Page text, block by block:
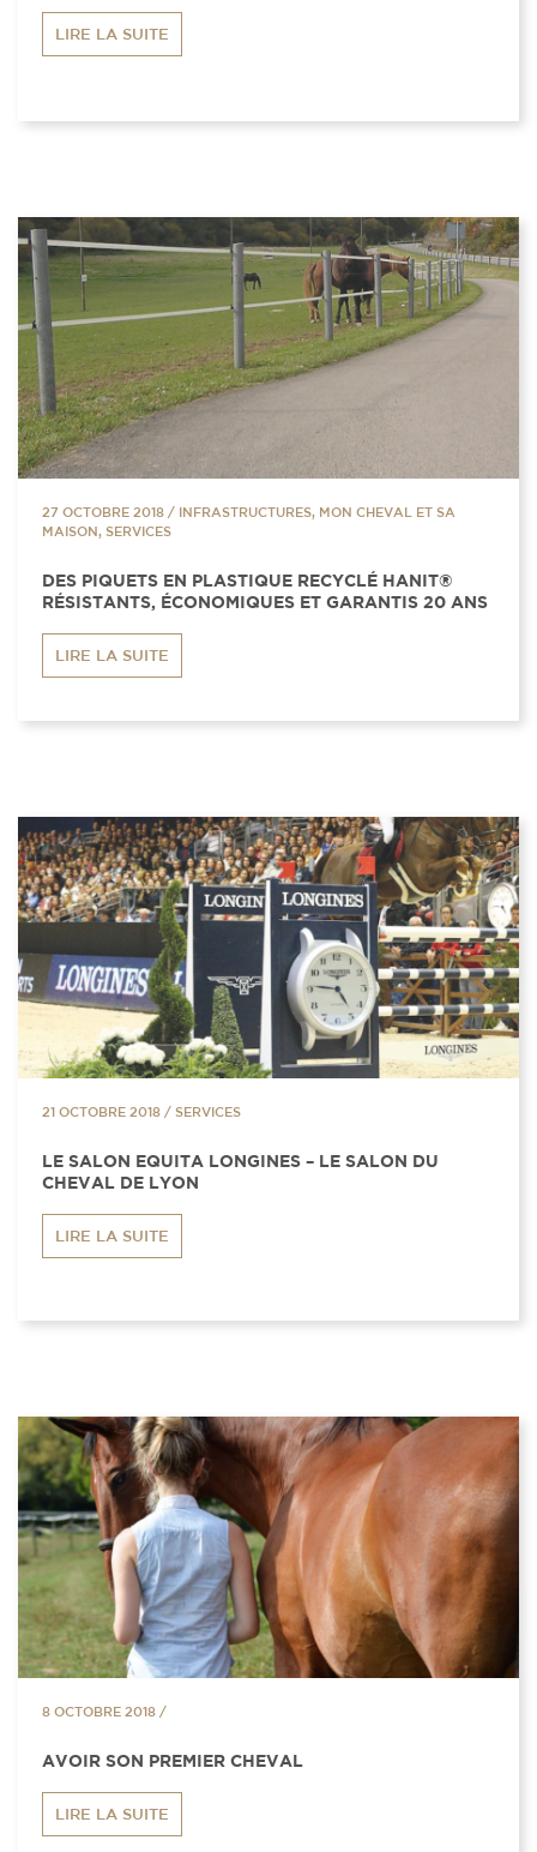
LIRE LA SUITE
27 OCTOBRE 2018 / INFRASTRUCTURES, MON CHEVAL ET SA
MAISON, SERVICES
DES PIQUETS EN PLASTIQUE RECYCLÉ HANIT®
RÉSISTANTS, ÉCONOMIQUES ET GARANTIS 20 ANS
LIRE LA SUITE
21 OCTOBRE 2018 / SERVICES
LE SALON EQUITA LONGINES – LE SALON DU
CHEVAL DE LYON
LIRE LA SUITE
8 OCTOBRE 2018 /
AVOIR SON PREMIER CHEVAL
LIRE LA SUITE